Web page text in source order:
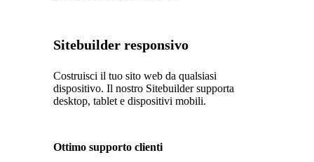
Sitebuilder responsivo
Costruisci il tuo sito web da qualsiasi
dispositivo. Il nostro Sitebuilder supporta
desktop, tablet e dispositivi mobili.
Ottimo supporto clienti